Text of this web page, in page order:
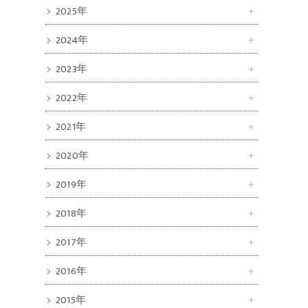
2025年
2024年
2023年
2022年
2021年
2020年
2019年
2018年
2017年
2016年
2015年